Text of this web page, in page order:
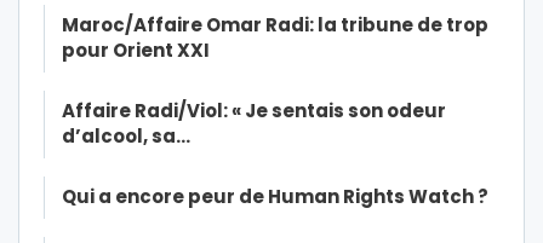
Maroc/Affaire Omar Radi: la tribune de trop
pour Orient XXI
Affaire Radi/Viol: « Je sentais son odeur
d’alcool, sa…
Qui a encore peur de Human Rights Watch ?